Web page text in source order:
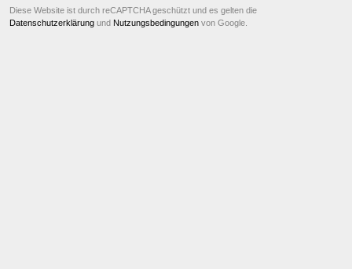
Diese Website ist durch reCAPTCHA geschützt und es gelten die
Datenschutzerklärung und Nutzungsbedingungen von Google.